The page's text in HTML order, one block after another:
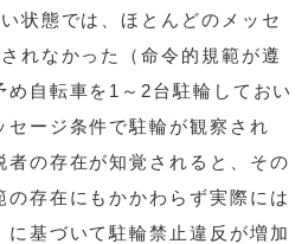
状態では、ほとんどのメッセ
れなかった（命令的規範が遵
自転車を1～2台駐輪しておい
セージ条件で駐輪が観察され
者の存在が知覚されると、その
存在にもかかわらず実際には
基づいて駐輪禁止違反が増加